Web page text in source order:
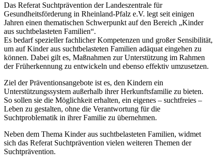
Das Referat Suchtprävention der Landeszentrale für
Gesundheitsförderung in Rheinland-Pfalz e.V. legt seit einigen
Jahren einen thematischen Schwerpunkt auf den Bereich „Kinder
aus suchtbelasteten Familien“.
Es bedarf spezieller fachlicher Kompetenzen und großer Sensibilität,
um auf Kinder aus suchtbelasteten Familien adäquat eingehen zu
können. Dabei gilt es, Maßnahmen zur Unterstützung im Rahmen
der Früherkennung zu entwickeln und ebenso effektiv umzusetzen.
Ziel der Präventionsangebote ist es, den Kindern ein
Unterstützungssystem außerhalb ihrer Herkunftsfamilie zu bieten.
So sollen sie die Möglichkeit erhalten, ein eigenes – suchtfreies ­–
Leben zu gestalten, ohne die Verantwortung für die
Suchtproblematik in ihrer Familie zu übernehmen.
Neben dem Thema Kinder aus suchtbelasteten Familien, widmet
sich das Referat Suchtprävention vielen weiteren Themen der
Suchtprävention.